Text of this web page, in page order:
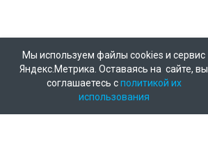
Мы используем файлы cookies и сервис
Яндекс.Метрика. Оставаясь на сайте, вы
соглашаетесь сполитикой их
использования